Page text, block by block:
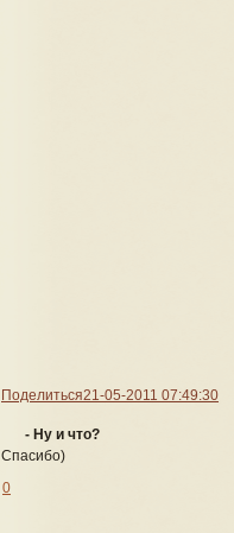
Поделиться21-05-2011 07:49:30
- Ну и что?
Спасибо)
0